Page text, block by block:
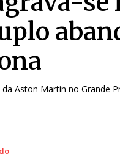
Aston Martin no Grande